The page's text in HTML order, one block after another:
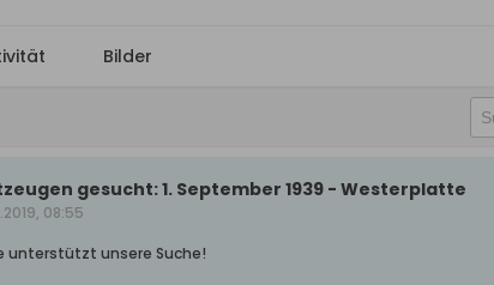
Bilder
gesucht: 1. September 1939 - Westerplatte
08:55
unterstützt unsere Suche!